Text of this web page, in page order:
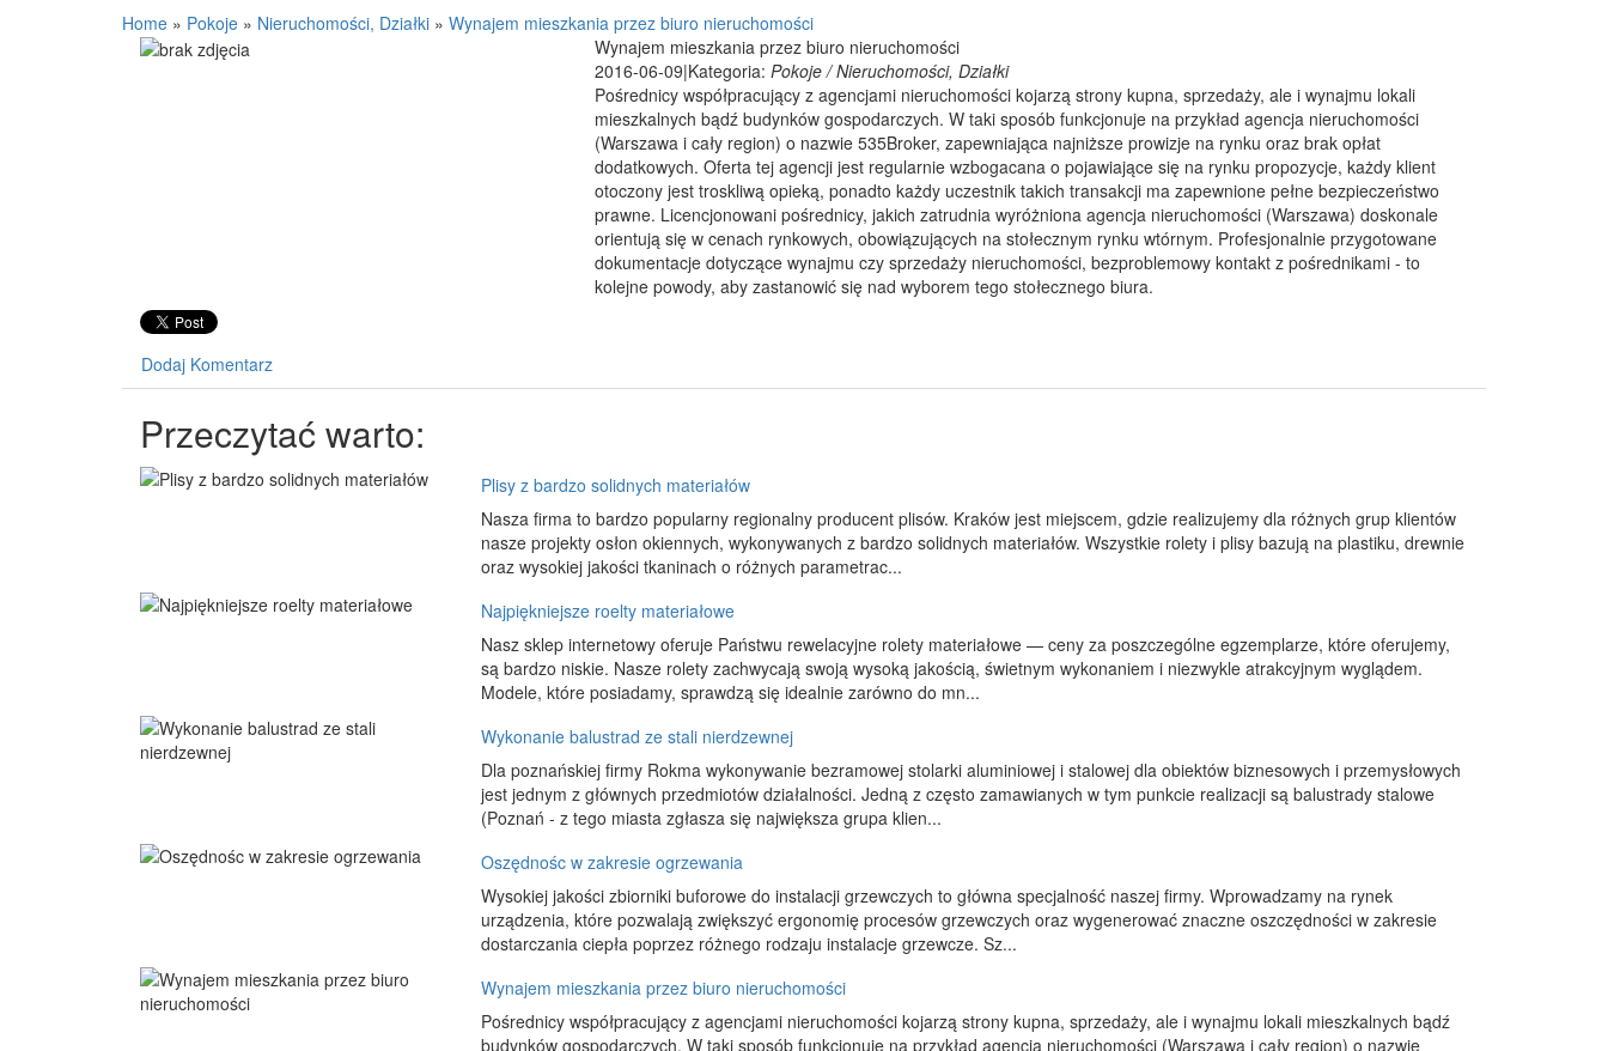
Home » Pokoje » Nieruchomości, Działki » Wynajem mieszkania przez biuro nieruchomości
Wynajem mieszkania przez biuro nieruchomości
2016-06-09|Kategoria: Pokoje / Nieruchomości, Działki
Pośrednicy współpracujący z agencjami nieruchomości kojarzą strony kupna, sprzedaży, ale i wynajmu lokali
mieszkalnych bądź budynków gospodarczych. W taki sposób funkcjonuje na przykład agencja nieruchomości
(Warszawa i cały region) o nazwie 535Broker, zapewniająca najniższe prowizje na rynku oraz brak opłat
dodatkowych. Oferta tej agencji jest regularnie wzbogacana o pojawiające się na rynku propozycje, każdy klient
otoczony jest troskliwą opieką, ponadto każdy uczestnik takich transakcji ma zapewnione pełne bezpieczeństwo
prawne. Licencjonowani pośrednicy, jakich zatrudnia wyróżniona agencja nieruchomości (Warszawa) doskonale
orientują się w cenach rynkowych, obowiązujących na stołecznym rynku wtórnym. Profesjonalnie przygotowane
dokumentacje dotyczące wynajmu czy sprzedaży nieruchomości, bezproblemowy kontakt z pośrednikami - to
kolejne powody, aby zastanowić się nad wyborem tego stołecznego biura.
Dodaj Komentarz
Przeczytać warto:
Plisy z bardzo solidnych materiałów
Nasza firma to bardzo popularny regionalny producent plisów. Kraków jest miejscem, gdzie realizujemy dla różnych grup klientów
nasze projekty osłon okiennych, wykonywanych z bardzo solidnych materiałów. Wszystkie rolety i plisy bazują na plastiku, drewnie
oraz wysokiej jakości tkaninach o różnych parametrac...
Najpiękniejsze roelty materiałowe
Nasz sklep internetowy oferuje Państwu rewelacyjne rolety materiałowe — ceny za poszczególne egzemplarze, które oferujemy,
są bardzo niskie. Nasze rolety zachwycają swoją wysoką jakością, świetnym wykonaniem i niezwykle atrakcyjnym wyglądem.
Modele, które posiadamy, sprawdzą się idealnie zarówno do mn...
Wykonanie balustrad ze stali nierdzewnej
Dla poznańskiej firmy Rokma wykonywanie bezramowej stolarki aluminiowej i stalowej dla obiektów biznesowych i przemysłowych
jest jednym z głównych przedmiotów działalności. Jedną z często zamawianych w tym punkcie realizacji są balustrady stalowe
(Poznań - z tego miasta zgłasza się największa grupa klien...
Oszędnośc w zakresie ogrzewania
Wysokiej jakości zbiorniki buforowe do instalacji grzewczych to główna specjalność naszej firmy. Wprowadzamy na rynek
urządzenia, które pozwalają zwiększyć ergonomię procesów grzewczych oraz wygenerować znaczne oszczędności w zakresie
dostarczania ciepła poprzez różnego rodzaju instalacje grzewcze. Sz...
Wynajem mieszkania przez biuro nieruchomości
Pośrednicy współpracujący z agencjami nieruchomości kojarzą strony kupna, sprzedaży, ale i wynajmu lokali mieszkalnych bądź
budynków gospodarczych. W taki sposób funkcjonuje na przykład agencja nieruchomości (Warszawa i cały region) o nazwie